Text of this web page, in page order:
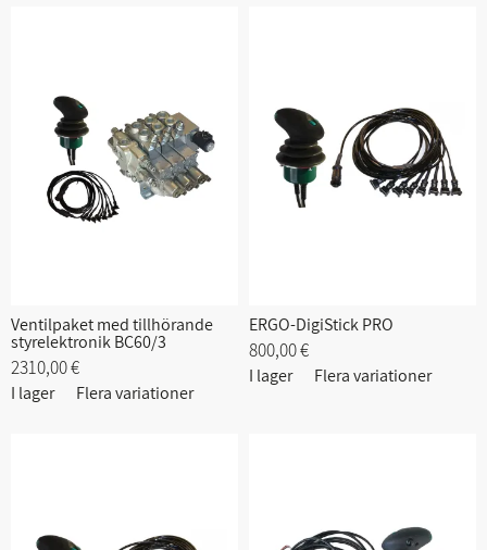
Ventilpaket med tillhörande
styrelektronik BC60/3
2310,00 €
I lager Flera variationer
ERGO-DigiStick PRO
800,00 €
I lager Flera variationer